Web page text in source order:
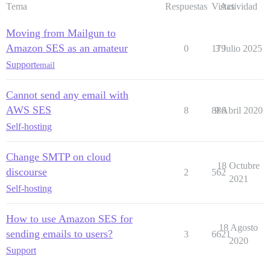
Tema Respuestas Vistas
Actividad
Moving from Mailgun to
Amazon SES as an amateur
Supportemail
0 179
3 Julio 2025
Cannot send any email with
AWS SES
Self-hosting
8 886
9 Abril 2020
Change SMTP on cloud
discourse
Self-hosting
2 562
18 Octubre
2021
How to use Amazon SES for
sending emails to users?
Support
3 6621
18 Agosto
2020